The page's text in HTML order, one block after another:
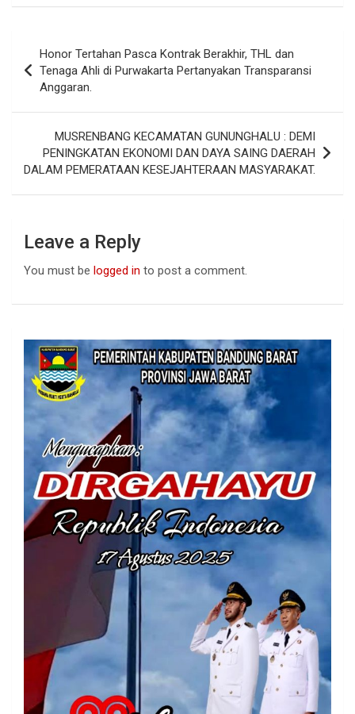
ce
o
o
k
at
A
p
p
ke
dI
n
navigation
Honor Tertahan Pasca Kontrak Berakhir, THL dan
Tenaga Ahli di Purwakarta Pertanyakan Transparansi
Anggaran.
MUSRENBANG KECAMATAN GUNUNGHALU : DEMI
PENINGKATAN EKONOMI DAN DAYA SAING DAERAH
DALAM PEMERATAAN KESEJAHTERAAN MASYARAKAT.
Leave a Reply
You must be logged in to post a comment.